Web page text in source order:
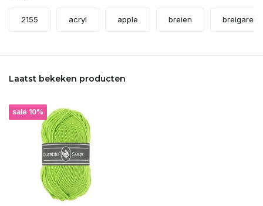
2155 acryl apple breien breigaren
Laatst bekeken producten
sale 10%